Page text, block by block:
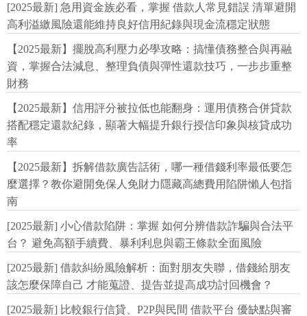
[2025最新] 急用資金族必看，掌握 借款人常見錯誤 清單避開
高利溢繳風險還能維持良好信用紀錄與現金流穩定狀態
【2025最新】擺脫高利壓力必學攻略：搞懂債務整合與再融
資，掌握合法減息、整理負債與彈性還款技巧，一步步重整
財務
【2025最新】信用評分被拉低也能翻身：運用債務合併貸款
搭配穩定還款紀錄，顯著大幅提升銀行授信印象與核貸成功
率
【2025最新】拆解借款廣告話術，哪一種借錢利率最低要怎
麼選擇？教你避開免保人免財力隱藏高總費用陷阱懶人包指
南
[2025最新] 小心借款陷阱：掌握 如何分辨借款詐騙與合法平
台？ 避免高額手續費、暴利利息與霸王條款全面風險
[2025最新] 借款糾紛風險解析：面對朋友失聯，借錢給朋友
該怎麼保障自己 才能蒐證、提告並提高成功討回機會？
[2025最新] 比較銀行信貸、P2P與民間 借款平台 優缺點與審